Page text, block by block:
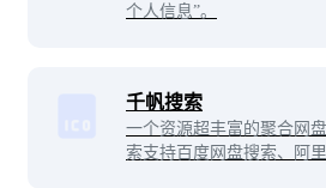
个人信息”。
千帆搜索
一个资源超丰富的聚合网
索支持百度网盘搜索、阿